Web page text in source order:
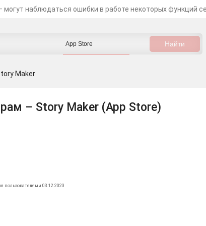
могут наблюдаться ошибки в работе некоторых функций
Maker
– Story Maker (App Store)
пользователями 03.12.2023